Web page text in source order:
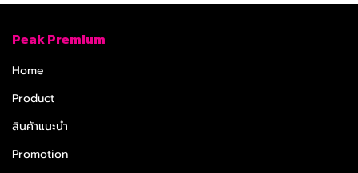
Peak Premium
Home
Product
สินค้าแนะนำ
Promotion